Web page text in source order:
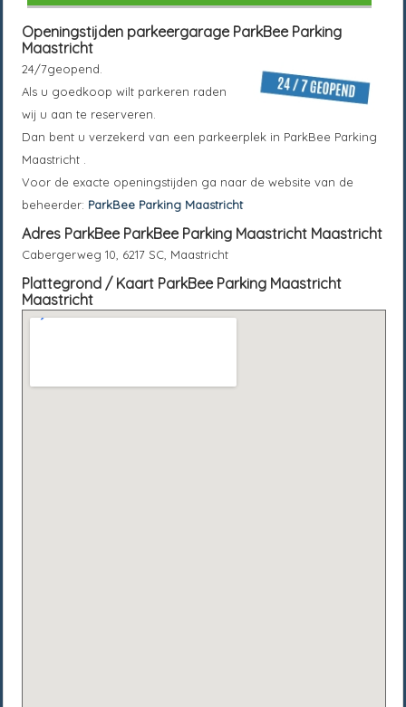
Openingstijden parkeergarage ParkBee Parking
Maastricht
24/7geopend.
Als u goedkoop wilt parkeren raden
wij u aan te reserveren.
Dan bent u verzekerd van een parkeerplek in ParkBee Parking
Maastricht
Voor de exacte openingstijden ga naar de website van de
beheerder: ParkBee Parking Maastricht
Adres ParkBee ParkBee Parking Maastricht Maastricht
Cabergerweg 10, 6217 SC, Maastricht
Plattegrond / Kaart ParkBee Parking Maastricht
Maastricht